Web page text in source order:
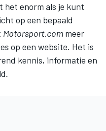
enorm als je kunt
op een bepaald
Motorsport.com meer
op een website. Het is
kennis, informatie en